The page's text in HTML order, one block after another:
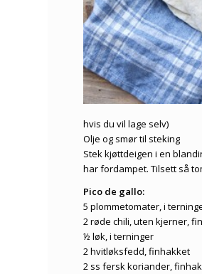
hvis du vil lage selv)
Olje og smør til steking
Stek kjøttdeigen i en
har fordampet. Tilsett så
Pico de gallo:
5 plommetomater, i
2 røde chili, uten kjerner,
½ løk, i terninger
2 hvitløksfedd, finhakket
2 ss fersk koriander,